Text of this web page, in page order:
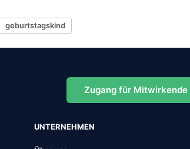
geburtstagskind
Zugang für Mitwirkende
UNTERNEHMEN